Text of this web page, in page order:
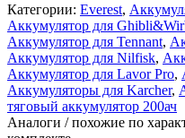
Категории: Everest,
Аккумулятор для
Аккумулятор для Tennant,
Аккумулятор для Nilfisk,
Аккумулятор для Lavor Pro,
Аккумуляторы для Karcher,
тяговый аккумулятор 200ач
Аналоги / похожие по